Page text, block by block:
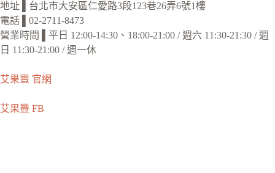
地址 ▌台北市大安區仁愛路3段123巷26弄6號1樓
電話 ▌02-2711-8473
營業時間 ▌平日 12:00-14:30、18:00-21:00 / 週六 11:30-21:30 / 週
日 11:30-21:00 / 週一休
艾果豐 官網
艾果豐 FB